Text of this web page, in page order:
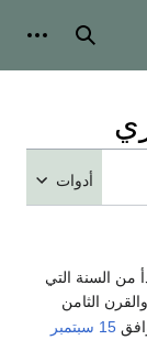
بحث
أدوات
من السنة التي
. والقرن الثامن
15 سبتمبر